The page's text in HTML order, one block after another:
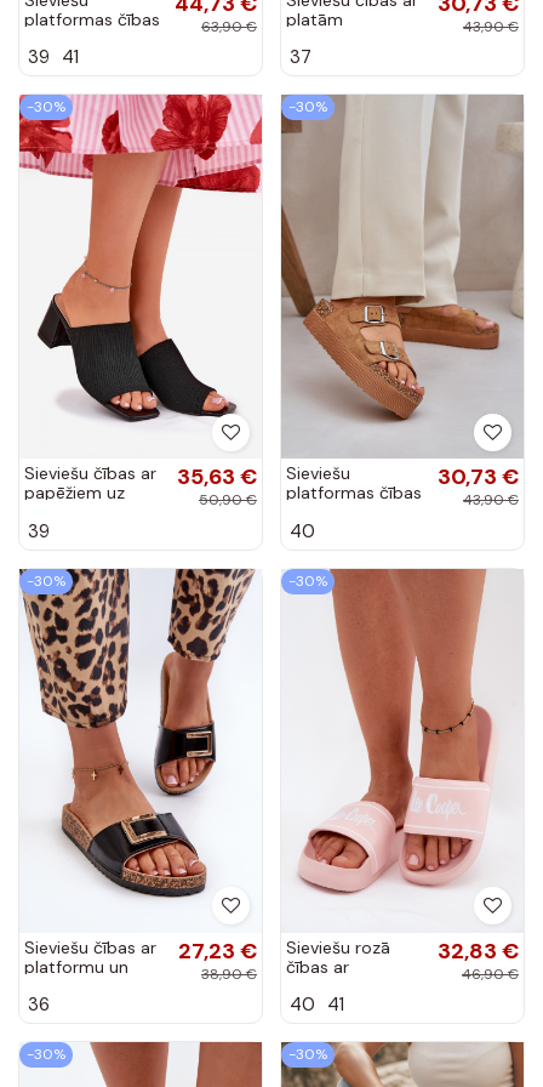
platformas čības
melnā krāsā
63,90 €
39 41
platām
izgriezumiem un
brūnā krāsā
Teterre
43,90 €
37
-30%
Sieviešu čības ar
papēžiem uz
krāsā INenilan
35,63 €
50,90 €
39
-30%
Sieviešu
platformas čības
brūnā krāsā
30,73 €
43,90 €
40
-30%
Sieviešu čības ar
platformu un
melnā krāsā
27,23 €
38,90 €
36
-30%
Sieviešu rozā
čības ar
Cooper
32,83 €
46,90 €
40 41
-30% -30%